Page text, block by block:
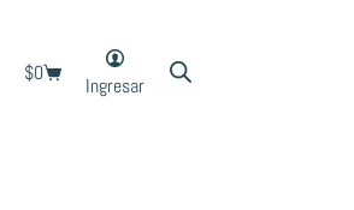
Shopping
$0
Ingresar